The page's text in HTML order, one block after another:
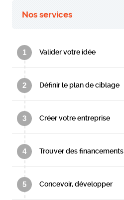
Nos services
1 Valider votre idée
2 Définir le plan de ciblage
3 Créer votre entreprise
4 Trouver des financements
5 Concevoir, développer